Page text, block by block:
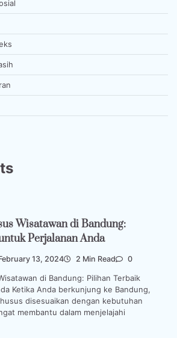
Wisatawan di Bandung:
Perjalanan Anda
13, 2024 2 Min Read 0
di Bandung: Pilihan Terbaik
Ketika Anda berkunjung ke Bandung,
disesuaikan dengan kebutuhan
membantu dalam menjelajahi